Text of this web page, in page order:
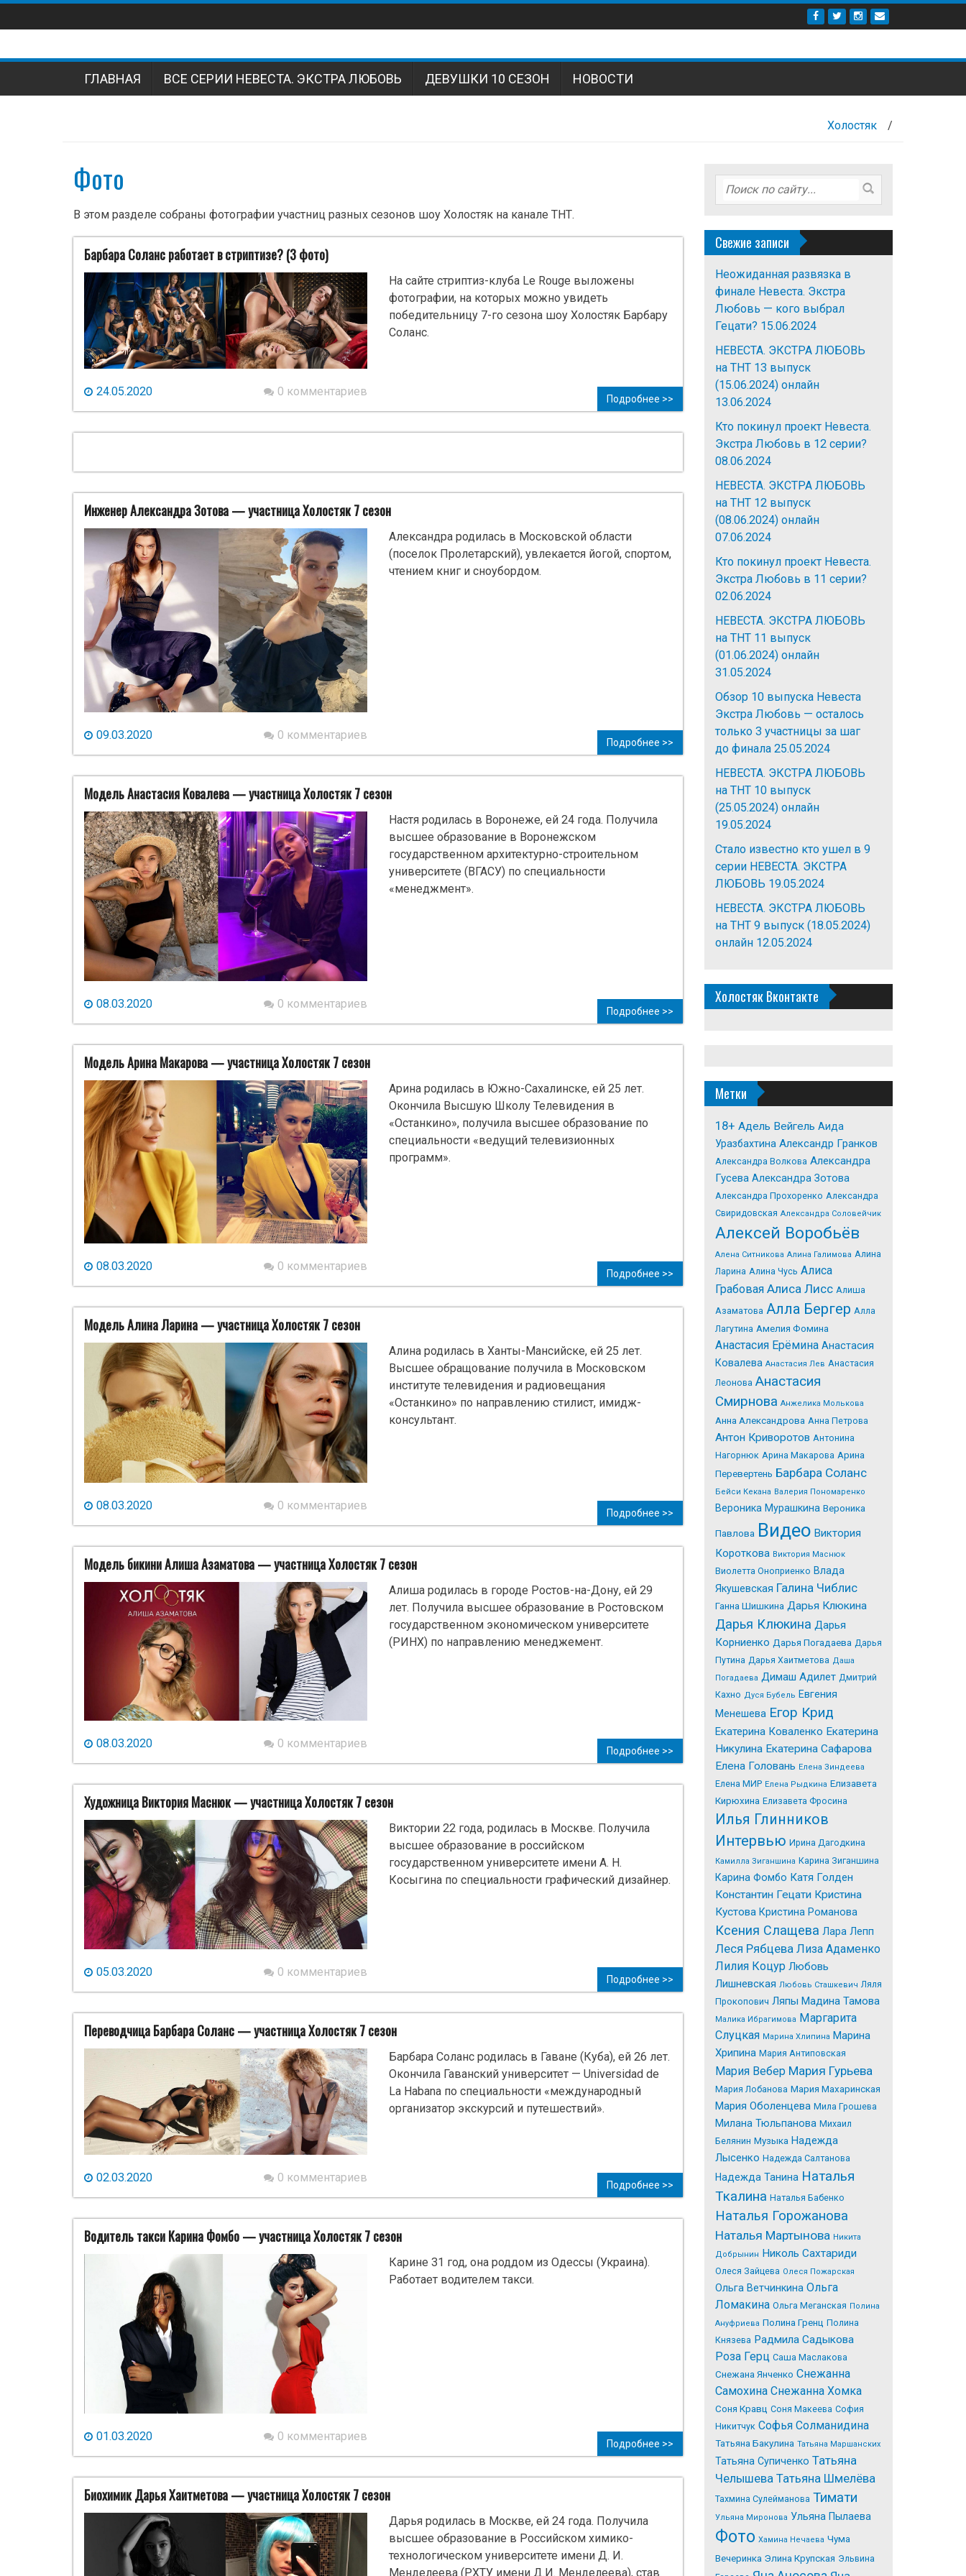
Наверх
ГЛАВНАЯ ВСЕ СЕРИИ НЕВЕСТА. ЭКСТРА ЛЮБОВЬ ДЕВУШКИ 10 СЕЗОН НОВОСТИ
Холостяк /
Фото
В этом разделе собраны фотографии участниц разных сезонов шоу Холостяк на канале ТНТ.
Барбара Соланс работает в стриптизе? (3 фото)
24.05.2020 0 комментариев
На сайте стриптиз-клуба Le Rougе выложены
фотографии, на которых можно увидеть
победительницу 7-го сезона шоу Холостяк Барбару
Соланс.
Подробнее >>
Инженер Александра Зотова — участница Холостяк 7 сезон
09.03.2020 0 комментариев
Александра родилась в Московской области
(поселок Пролетарский), увлекается йогой, спортом,
чтением книг и сноубордом.
Подробнее >>
Модель Анастасия Ковалева — участница Холостяк 7 сезон
08.03.2020 0 комментариев
Настя родилась в Воронеже, ей 24 года. Получила
высшее образование в Воронежском
государственном архитектурно-строительном
университете (ВГАСУ) по специальности
«менеджмент».
Подробнее >>
Модель Арина Макарова — участница Холостяк 7 сезон
08.03.2020 0 комментариев
Арина родилась в Южно-Сахалинске, ей 25 лет.
Окончила Высшую Школу Телевидения в
«Останкино», получила высшее образование по
специальности «ведущий телевизионных
программ».
Подробнее >>
Модель Алина Ларина — участница Холостяк 7 сезон
08.03.2020 0 комментариев
Алина родилась в Ханты-Мансийске, ей 25 лет.
Высшее обращование получила в Московском
институте телевидения и радиовещания
«Останкино» по направлению стилист, имидж-
консультант.
Подробнее >>
Модель бикини Алиша Азаматова — участница Холостяк 7 сезон
08.03.2020 0 комментариев
Алиша родилась в городе Ростов-на-Дону, ей 29
лет. Получила высшее образование в Ростовском
государственном экономическом университете
(РИНХ) по направлению менеджемент.
Подробнее >>
Художница Виктория Маснюк — участница Холостяк 7 сезон
05.03.2020 0 комментариев
Виктории 22 года, родилась в Москве. Получила
высшее образование в российском
государственном университете имени А. Н.
Косыгина по специальности графический дизайнер.
Подробнее >>
Переводчица Барбара Соланс — участница Холостяк 7 сезон
02.03.2020 0 комментариев
Барбара Соланс родилась в Гаване (Куба), ей 26 лет.
Окончила Гаванский университет — Universidad de
La Habana по специальности «международный
организатор экскурсий и путешествий».
Подробнее >>
Водитель такси Карина Фомбо — участница Холостяк 7 сезон
01.03.2020 0 комментариев
Карине 31 год, она роддом из Одессы (Украина).
Работает водителем такси.
Подробнее >>
Биохимик Дарья Хаитметова — участница Холостяк 7 сезон
Дарья родилась в Москве, ей 24 года. Получила
высшее образование в Российском химико-
технологическом университете имени Д. И.
Менделеева (РХТУ имени Д.И. Менделеева), став
Свежие записи
Неожиданная развязка в
финале Невеста. Экстра
Любовь — кого выбрал
Гецати? 15.06.2024
НЕВЕСТА. ЭКСТРА ЛЮБОВЬ
на ТНТ 13 выпуск
(15.06.2024) онлайн
13.06.2024
Кто покинул проект Невеста.
Экстра Любовь в 12 серии?
08.06.2024
НЕВЕСТА. ЭКСТРА ЛЮБОВЬ
на ТНТ 12 выпуск
(08.06.2024) онлайн
07.06.2024
Кто покинул проект Невеста.
Экстра Любовь в 11 серии?
02.06.2024
НЕВЕСТА. ЭКСТРА ЛЮБОВЬ
на ТНТ 11 выпуск
(01.06.2024) онлайн
31.05.2024
Обзор 10 выпуска Невеста
Экстра Любовь — осталось
только 3 участницы за шаг
до финала 25.05.2024
НЕВЕСТА. ЭКСТРА ЛЮБОВЬ
на ТНТ 10 выпуск
(25.05.2024) онлайн
19.05.2024
Стало известно кто ушел в 9
серии НЕВЕСТА. ЭКСТРА
ЛЮБОВЬ 19.05.2024
НЕВЕСТА. ЭКСТРА ЛЮБОВЬ
на ТНТ 9 выпуск (18.05.2024)
онлайн 12.05.2024
Холостяк Вконтакте
Метки
18+ Адель Вейгель Аида
Уразбахтина Александр Гранков
Александра Волкова Александра
Гусева Александра Зотова
Александра Прохоренко Александра
Свиридовская Александра Соловейчик
Алексей Воробьёв
Алена Ситникова Алина Галимова Алина
Ларина Алина Чусь Алиса
Грабовая Алиса Лисс Алиша
Азаматова Алла Бергер Алла
Лагутина Амелия Фомина
Анастасия Ерёмина Анастасия
Ковалева Анастасия Лев Анастасия
Леонова Анастасия
Смирнова Анжелика Молькова
Анна Александрова Анна Петрова
Антон Криворотов Антонина
Нагорнюк Арина Макарова Арина
Перевертень Барбара Соланс
Бейси Кекана Валерия Пономаренко
Вероника Мурашкина Вероника
Павлова Видео Виктория
Короткова Виктория Маснюк
Виолетта Оноприенко Влада
Якушевская Галина Чиблис
Ганна Шишкина Дарья Клюкина
Дарья Клюкина Дарья
Корниенко Дарья Погадаева Дарья
Путина Дарья Хаитметова Даша
Погадаева Димаш Адилет Дмитрий
Кахно Дуся Бубель Евгения
Менешева Егор Крид
Екатерина Коваленко Екатерина
Никулина Екатерина Сафарова
Елена Головань Елена Зиндеева
Елена МИР Елена Рыдкина Елизавета
Кирюхина Елизавета Фросина
Илья Глинников
Интервью Ирина Дагодкина
Камилла Зиганшина Карина Зиганшина
Карина Фомбо Катя Голден
Константин Гецати Кристина
Кустова Кристина Романова
Ксения Слащева Лара Лепп
Леся Рябцева Лиза Адаменко
Лилия Коцур Любовь
Лишневская Любовь Сташкевич Ляля
Прокопович Ляпы Мадина Тамова
Малика Ибрагимова Маргарита
Слуцкая Марина Хлипина Марина
Хрипина Мария Антиповская
Мария Вебер Мария Гурьева
Мария Лобанова Мария Махаринская
Мария Оболенцева Мила Грошева
Милана Тюльпанова Михаил
Белянин Музыка Надежда
Лысенко Надежда Салтанова
Надежда Танина Наталья
Tкалина Наталья Бабенко
Наталья Горожанова
Наталья Мартынова Никита
Добрынин Николь Сахтариди
Олеся Зайцева Олеся Пожарская
Ольга Ветчинкина Ольга
Ломакина Ольга Меганская Полина
Ануфриева Полина Гренц Полина
Князева Радмила Садыкова
Роза Герц Саша Маслакова
Снежана Янченко Снежанна
Самохина Снежанна Хомка
Соня Кравц Соня Макеева София
Никитчук Софья Солманидина
Татьяна Бакулина Татьяна Маршанских
Татьяна Супиченко Татьяна
Челышева Татьяна Шмелёва
Тахмина Сулейманова Тимати
Ульяна Миронова Ульяна Пылаева
Фото Хамина Нечаева Чума
Вечеринка Элина Крупская Эльвина